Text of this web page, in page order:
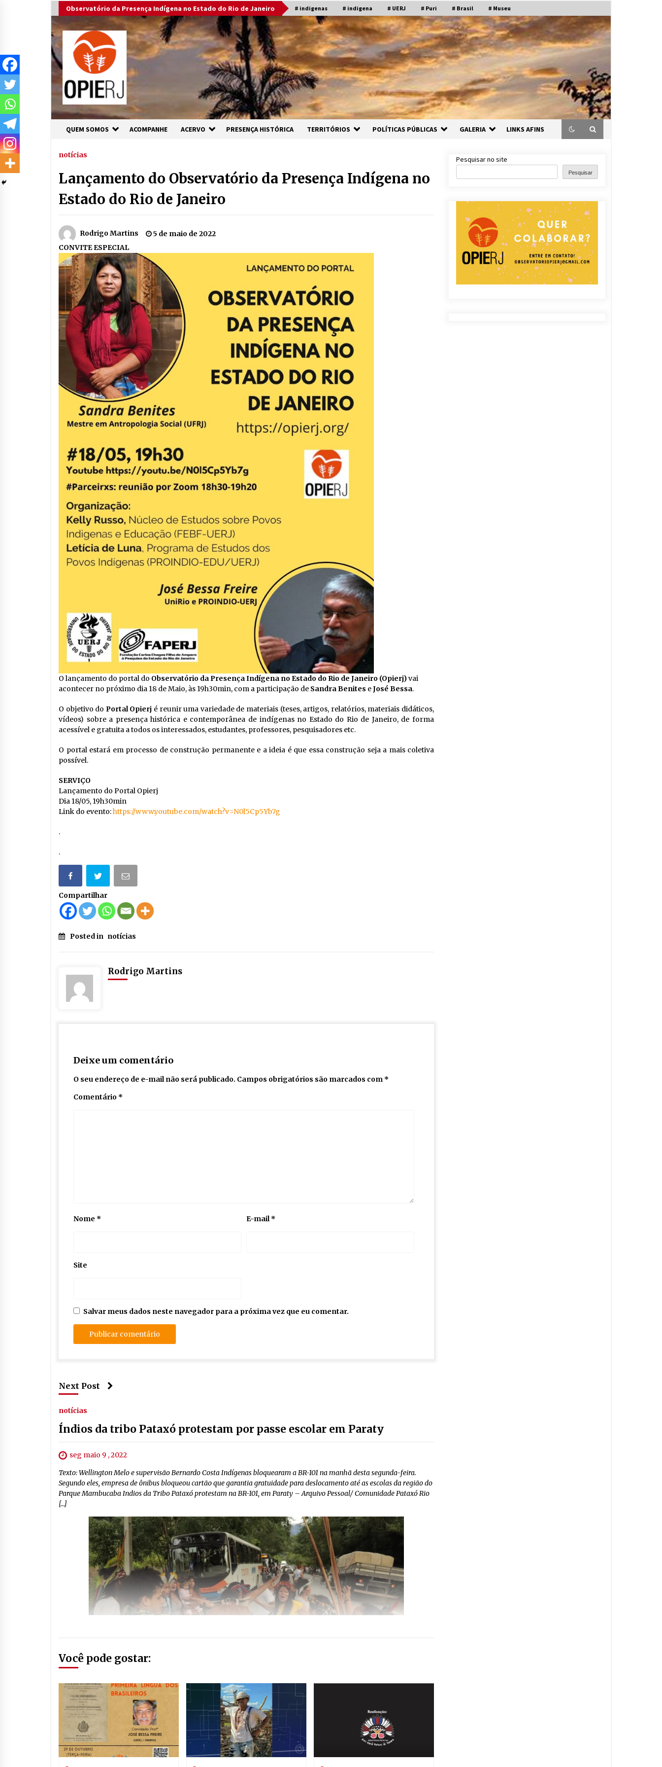
to
content
Observatório da Presença Indígena no Estado do Rio de Janeiro # indigenas # indigena # UERJ # Puri # Brasil # Museu
QUEM SOMOS ACOMPANHE ACERVO PRESENÇA HISTÓRICA TERRITÓRIOS POLÍTICAS PÚBLICAS GALERIA LINKS AFINS
notícias
Lançamento do Observatório da Presença Indígena no
Estado do Rio de Janeiro
Rodrigo Martins
5 de maio de 2022
CONVITE ESPECIAL
O lançamento do portal do Observatório da Presença Indígena no Estado do Rio de Janeiro (Opierj)vai
acontecer no próximo dia 18 de Maio, às 19h30min, com a participação de Sandra Benites eJosé Bessa.
O objetivo do Portal Opierj é reunir uma variedade de materiais (teses, artigos, relatórios, materiais didáticos,
vídeos) sobre a presença histórica e contemporânea de indígenas no Estado do Rio de Janeiro, de forma
acessível e gratuita a todos os interessados, estudantes, professores, pesquisadores etc.
O portal estará em processo de construção permanente e a ideia é que essa construção seja a mais coletiva
possível.
SERVIÇO
Lançamento do Portal Opierj
Dia 18/05, 19h30min
Link do evento:https://www.youtube.com/watch?v=N0l5Cp5Yb7g
.
.
Compartilhar
Posted in notícias
Rodrigo Martins
Deixe um comentário
O seu endereço de e-mail não será publicado. Campos obrigatórios são marcados com *
Comentário *
Nome * E-mail *
Site
Salvar meus dados neste navegador para a próxima vez que eu comentar.
Next Post
notícias
Índios da tribo Pataxó protestam por passe escolar em Paraty
seg maio 9 , 2022
Texto: Wellington Melo e supervisão Bernardo Costa Indígenas bloquearam a BR-101 na manhã desta segunda-feira.
Segundo eles, empresa de ônibus bloqueou cartão que garantia gratuidade para deslocamento até as escolas da região do
Parque Mambucaba Indios da Tribo Pataxó protestam na BR-101, em Paraty – Arquivo Pessoal/ Comunidade Pataxó Rio
[…]
Você pode gostar:
Pesquisar no site
Pesquisar